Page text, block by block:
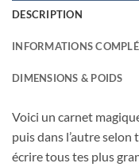
DESCRIPTION
INFORMATIONS
DIMENSIONS & POIDS
Voici un carnet
puis dans l’autre selon
écrire tous tes plus